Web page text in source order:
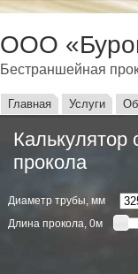
ООО
Бестраншейная
Главное меню
Главная Услуги
Калькулятор
прокола
Диаметр трубы, мм
Длина прокола, 0м